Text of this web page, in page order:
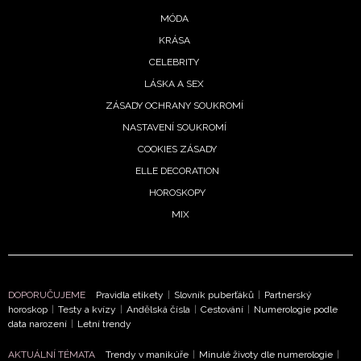
MÓDA
KRÁSA
CELEBRITY
LÁSKA A SEX
ZÁSADY OCHRANY SOUKROMÍ
NASTAVENÍ SOUKROMÍ
COOKIES ZÁSADY
ELLE DECORATION
HOROSKOPY
MIX
DOPORUČUJEME Pravidla etikety | Slovník puberťáků | Partnerský
horoskop | Testy a kvízy | Andělská čísla | Cestování | Numerologie podle
data narození | Letní trendy
AKTUÁLNÍ TÉMATA Trendy v manikúře | Minulé životy dle numerologie |